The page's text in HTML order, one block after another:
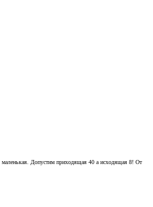
маленькая. Допустим приходящая 40 а исходящая 8! От